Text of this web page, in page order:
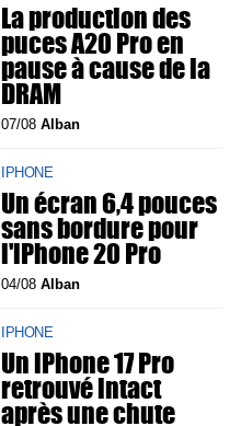
La production des
puces A20 Pro en
pause à cause de la
DRAM
07/08Alban
IPHONE
Un écran 6,4 pouces
sans bordure pour
l'iPhone 20 Pro
04/08Alban
IPHONE
Un iPhone 17 Pro
retrouvé intact
après une chute